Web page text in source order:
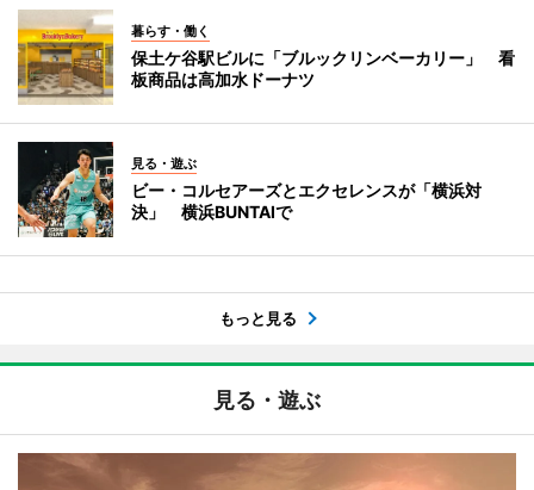
暮らす・働く
保土ケ谷駅ビルに「ブルックリンベーカリー」 看
板商品は高加水ドーナツ
見る・遊ぶ
ビー・コルセアーズとエクセレンスが「横浜対
決」 横浜BUNTAIで
もっと見る
見る・遊ぶ